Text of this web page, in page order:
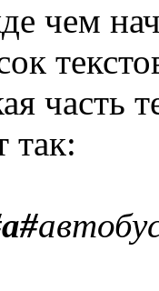
чем
часть
так: